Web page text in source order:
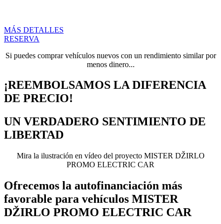
MÁS DETALLES
RESERVA
Si puedes comprar vehículos nuevos con un rendimiento similar por
menos dinero...
¡REEMBOLSAMOS LA DIFERENCIA
DE PRECIO!
UN VERDADERO SENTIMIENTO DE
LIBERTAD
Mira la ilustración en vídeo del proyecto MISTER DŽIRLO
PROMO ELECTRIC CAR
Ofrecemos la autofinanciación más
favorable para vehículos MISTER
DŽIRLO PROMO ELECTRIC CAR